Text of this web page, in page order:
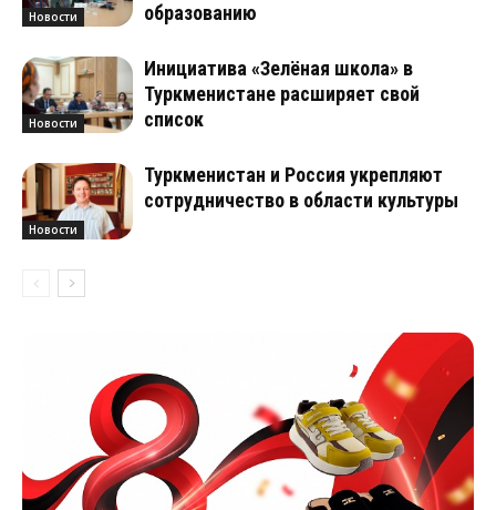
Новости
образованию
Новости
Инициатива «Зелёная школа» в
Туркменистане расширяет свой
список
Новости
Туркменистан и Россия укрепляют
сотрудничество в области культуры